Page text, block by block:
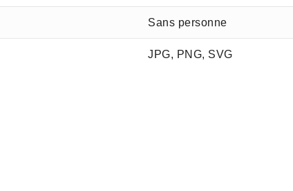
Sans personne
JPG, PNG, SVG